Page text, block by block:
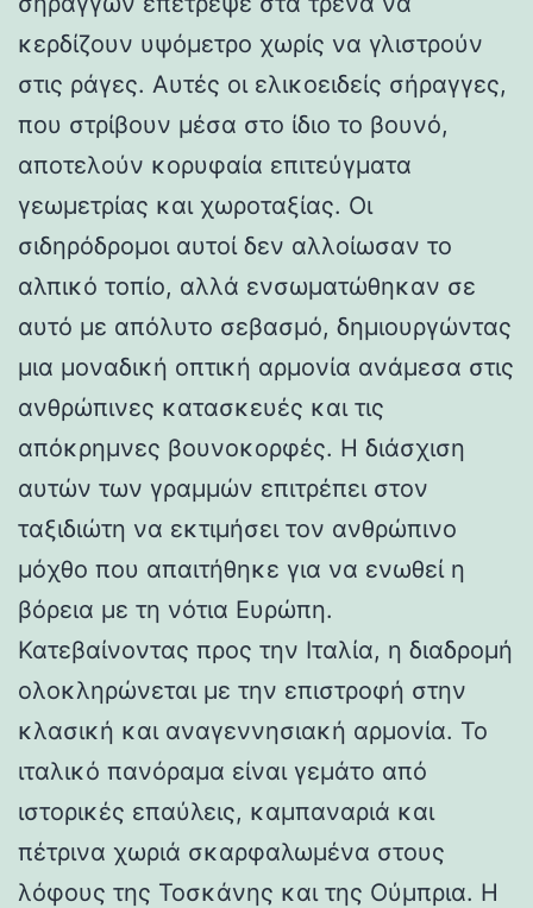
κερδίζουν υψόμετρο χωρίς να γλιστρούν
στις ράγες. Αυτές οι ελικοειδείς σήραγγες,
που στρίβουν μέσα στο ίδιο το βουνό,
αποτελούν κορυφαία επιτεύγματα
γεωμετρίας και χωροταξίας. Οι
σιδηρόδρομοι αυτοί δεν αλλοίωσαν το
αλπικό τοπίο, αλλά ενσωματώθηκαν σε
αυτό με απόλυτο σεβασμό, δημιουργώντας
μια μοναδική οπτική αρμονία ανάμεσα στις
ανθρώπινες κατασκευές και τις
απόκρημνες βουνοκορφές. Η διάσχιση
αυτών των γραμμών επιτρέπει στον
ταξιδιώτη να εκτιμήσει τον ανθρώπινο
μόχθο που απαιτήθηκε για να ενωθεί η
βόρεια με τη νότια Ευρώπη.
Κατεβαίνοντας προς την Ιταλία, η διαδρομή
ολοκληρώνεται με την επιστροφή στην
κλασική και αναγεννησιακή αρμονία. Το
ιταλικό πανόραμα είναι γεμάτο από
ιστορικές επαύλεις, καμπαναριά και
πέτρινα χωριά σκαρφαλωμένα στους
λόφους της Τοσκάνης και της Ούμπρια. Η